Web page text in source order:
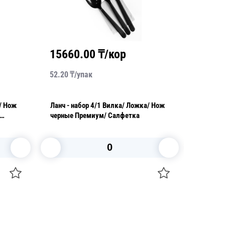
15660.00 ₸/кор
52.20₸/упак
Ланч - набор 4/1 Вилка/ Ложка/ Нож
черные Премиум/ Салфетка